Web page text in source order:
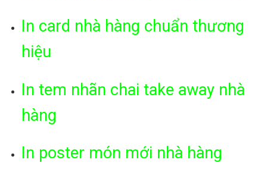
In card nhà hàng chuẩn thương
hiệu
In tem nhãn chai take away nhà
hàng
In poster món mới nhà hàng